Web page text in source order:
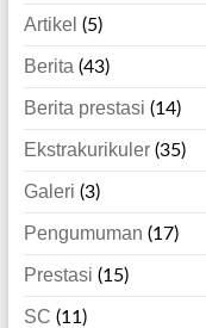
Artikel (5)
Berita (43)
Berita prestasi (14)
Ekstrakurikuler(35)
Galeri (3)
Pengumuman (17)
Prestasi (15)
SC (11)